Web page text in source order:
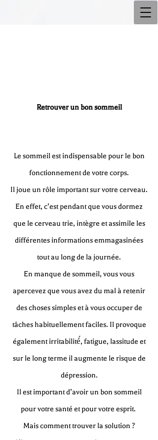
Retrouver un bon sommeil
Le sommeil est indispensable pour le bon
fonctionnement de votre corps.
Il joue un rôle important sur votre cerveau.
En effet, c’est pendant que vous dormez
que le cerveau trie, intègre et assimile les
différentes informations emmagasinées
tout au long de la journée.
En manque de sommeil, vous vous
apercevez que vous avez du mal à retenir
des choses simples et à vous occuper de
tâches habituellement faciles. Il provoque
également irritabilité́, fatigue, lassitude et
sur le long terme il augmente le risque de
dépression.
Il est important d’avoir un bon sommeil
pour votre santé et pour votre esprit.
Mais comment trouver la solution ?